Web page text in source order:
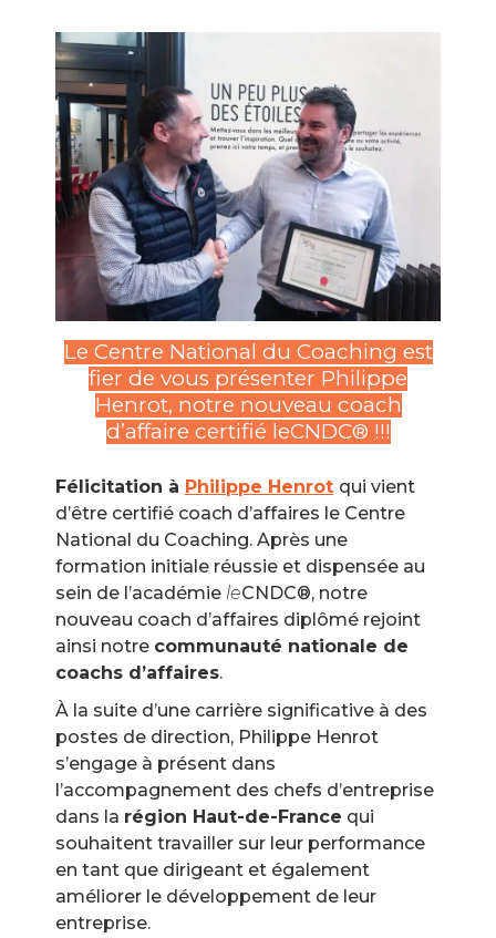
Le Centre National du Coaching est
fier de vous présenter Philippe
Henrot, notre nouveau coach
d’affaire certifié leCNDC® !!!
Félicitation à Philippe Henrot qui vient
d’être certifié coach d’affaires le Centre
National du Coaching. Après une
formation initiale réussie et dispensée au
sein de l’académie leCNDC®, notre
nouveau coach d’affaires diplômé rejoint
ainsi notre communauté nationale de
coachs d’affaires.
À la suite d’une carrière significative à des
postes de direction, Philippe Henrot
s’engage à présent dans
l’accompagnement des chefs d’entreprise
dans la région Haut-de-France qui
souhaitent travailler sur leur performance
en tant que dirigeant et également
améliorer le développement de leur
entreprise.